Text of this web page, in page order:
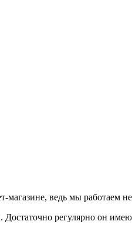
ведь мы работаем
регулярно он